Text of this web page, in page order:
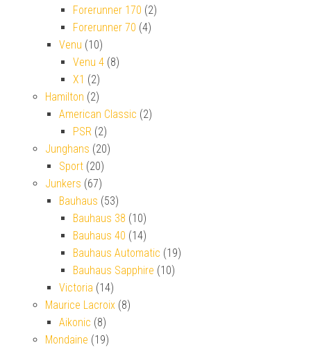
Forerunner 170 (2)
Forerunner 70 (4)
Venu (10)
Venu 4 (8)
X1 (2)
Hamilton (2)
American Classic (2)
PSR (2)
Junghans (20)
Sport (20)
Junkers (67)
Bauhaus (53)
Bauhaus 38 (10)
Bauhaus 40 (14)
Bauhaus Automatic (19)
Bauhaus Sapphire (10)
Victoria (14)
Maurice Lacroix (8)
Aikonic (8)
Mondaine (19)